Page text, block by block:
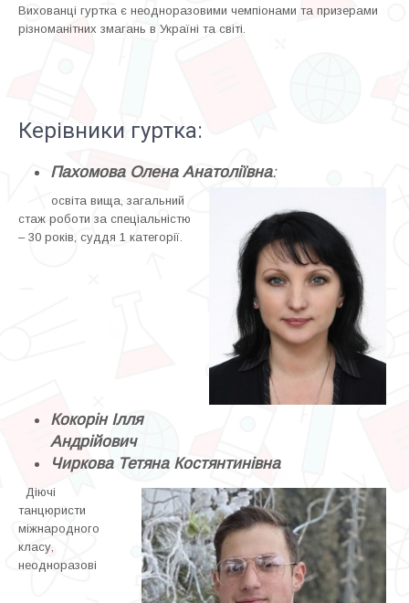
Вихованці гуртка є неодноразовими чемпіонами та призерами
різноманітних змагань в Україні та світі.
Керівники гуртка:
Пахомова Олена Анатоліївна:
освіта вища, загальний
стаж роботи за спеціальністю
– 30 років, суддя 1 категорії.
Кокорін Ілля
Андрійович
Чиркова Тетяна Костянтинівна
Діючі
танцюристи
міжнародного
класу,
неодноразові